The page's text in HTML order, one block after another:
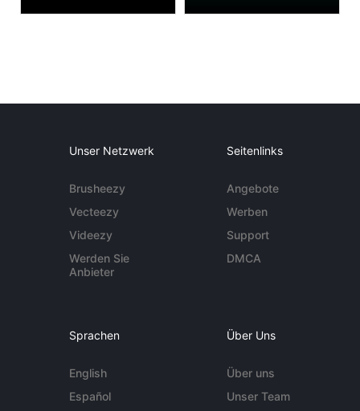
Unser Netzwerk
Brusheezy
Vecteezy
Videezy
Werden Sie
Anbieter
Seitenlinks
Angebote
Werben
Support
DMCA
Sprachen
English
Español
Über Uns
Über uns
Unser Team